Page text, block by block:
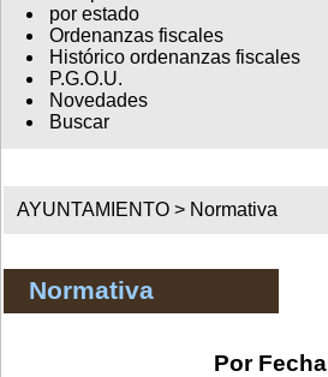
por estado
Ordenanzas fiscales
Histórico ordenanzas fiscales
P.G.O.U.
Novedades
Buscar
AYUNTAMIENTO > Normativa
Normativa
Por Fecha